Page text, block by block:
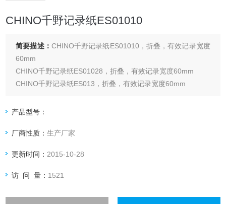
CHINO千野记录纸ES01010
简要描述： CHINO千野记录纸ES01010，折叠，有效记录宽度
60mm
CHINO千野记录纸ES01028，折叠，有效记录宽度60mm
CHINO千野记录纸ES013，折叠，有效记录宽度60mm
CHINO千野记录纸ES024，折叠，有效记录宽度60mm
产品型号：
厂商性质：生产厂家
更新时间： 2015-10-28
访 问 量： 1521